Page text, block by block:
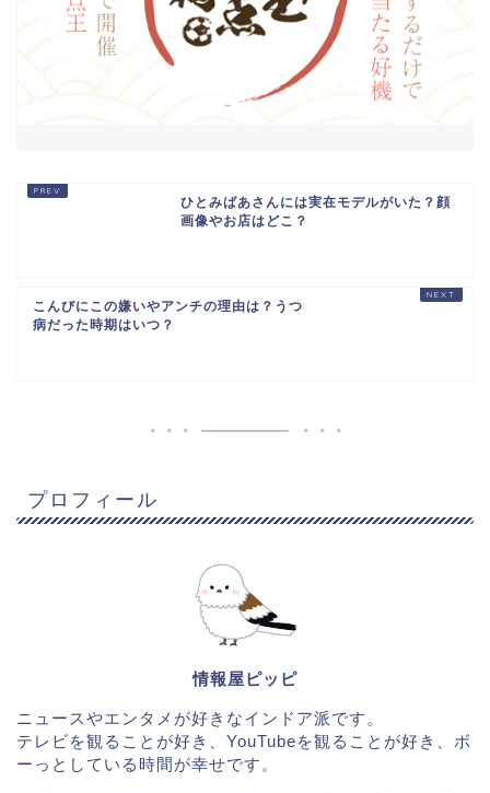
ひとみばあさんには実在モデルがいた？顔
画像やお店はどこ？
こんびにこの嫌いやアンチの理由は？うつ
病だった時期はいつ？
プロフィール
情報屋ピッピ
ニュースやエンタメが好きなインドア派です。
テレビを観ることが好き、YouTubeを観ることが好き、ボ
ーっとしている時間が幸せです。